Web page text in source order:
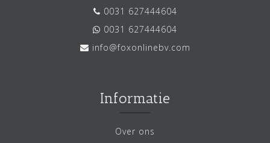
0031 627444604
0031 627444604
info@foxonlinebv.com
Informatie
Over ons